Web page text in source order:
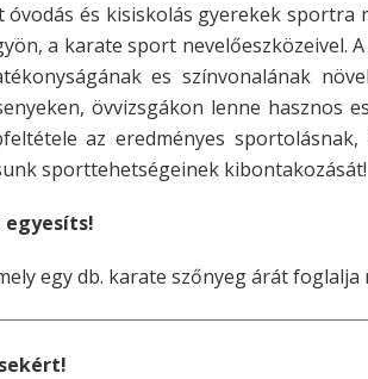
és kisiskolás gyerekek sportra
a karate sport nevelőeszközeivel.
es színvonalának
övvizsgákon lenne hasznos
az eredményes
sporttehetségeinek kibontakozását!
egy db. karate szőnyeg árát foglalja